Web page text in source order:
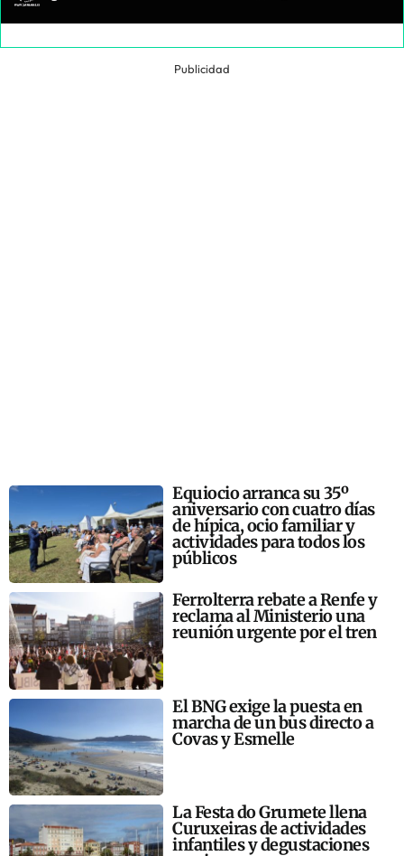
Publicidad
Equiocio arranca su 35º
aniversario con cuatro días
de hípica, ocio familiar y
actividades para todos los
públicos
Ferrolterra rebate a Renfe y
reclama al Ministerio una
reunión urgente por el tren
El BNG exige la puesta en
marcha de un bus directo a
Covas y Esmelle
La Festa do Grumete llena
Curuxeiras de actividades
infantiles y degustaciones